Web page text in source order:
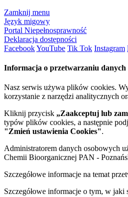
Zamknij menu
Język migowy
Portal Niepełnosprawność
Deklaracja dostępności
FacebookYouTube Tik Tok Instagram
Informacja o przetwarzaniu danych
Nasz serwis używa plików cookies.
korzystanie z narzędzi analitycznych
Kliknij przycisk „Zaakceptuj lub
typów plików cookies, a następnie
"Zmień ustawienia Cookies".
Administratorem danych osobowych
Chemii Bioorganicznej PAN -
Szczegółowe informacje na temat
Szczegółowe informacje o tym, w